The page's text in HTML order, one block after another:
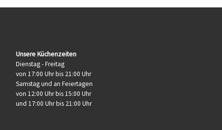
Unsere Küchenzeiten
Dienstag - Freitag
von 17:00 Uhr bis 21:00 Uhr
Samstag und an Feiertagen
von 12:00 Uhr bis 15:00 Uhr
und 17:00 Uhr bis 21:00 Uhr